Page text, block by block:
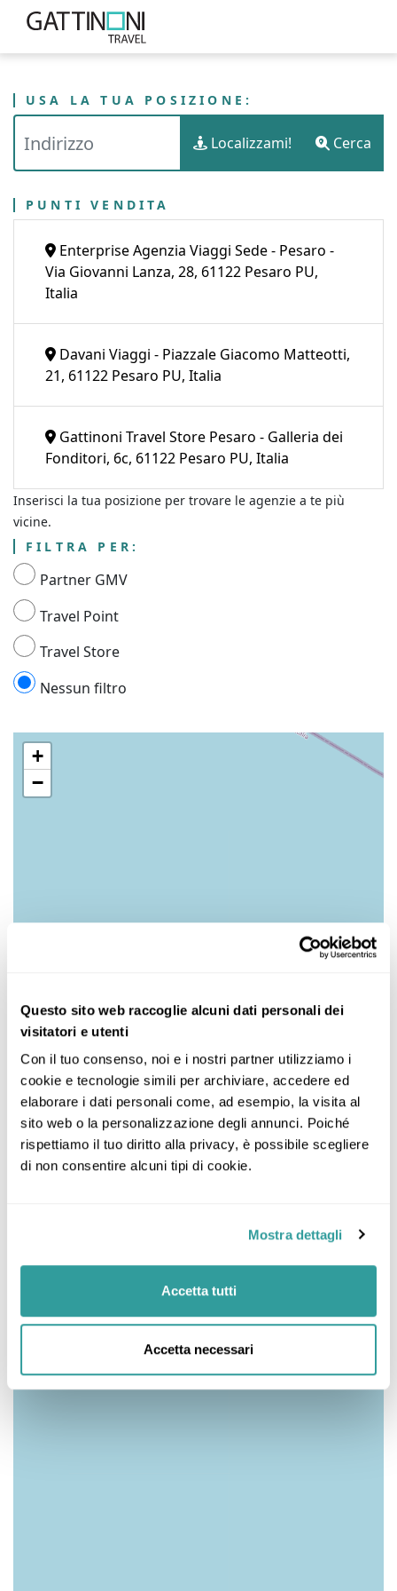
Questo sito web raccoglie alcuni dati personali dei
visitatori e utenti
Con il tuo consenso, noi e i nostri partner utilizziamo i
cookie e tecnologie simili per archiviare, accedere ed
elaborare i dati personali come, ad esempio, la visita al
sito web o la personalizzazione degli annunci. Poiché
rispettiamo il tuo diritto alla privacy, è possibile scegliere
di non consentire alcuni tipi di cookie.
Mostra dettagli
Accetta tutti
Accetta necessari
PROVINCIA DI PESARO E URBINO
GATTINONI TRAVEL - PESARO
USA LA TUA POSIZIONE:
Localizzami! Cerca
PUNTI VENDITA
Enterprise Agenzia Viaggi Sede - Pesaro -
Via Giovanni Lanza, 28, 61122 Pesaro PU,
Italia
Davani Viaggi - Piazzale Giacomo Matteotti,
21, 61122 Pesaro PU, Italia
Gattinoni Travel Store Pesaro - Galleria dei
Fonditori, 6c, 61122 Pesaro PU, Italia
Inserisci la tua posizione per trovare le agenzie a te più
vicine.
FILTRA PER:
Partner GMV
Travel Point
Travel Store
Nessun filtro
+
−